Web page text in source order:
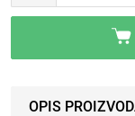
OPIS